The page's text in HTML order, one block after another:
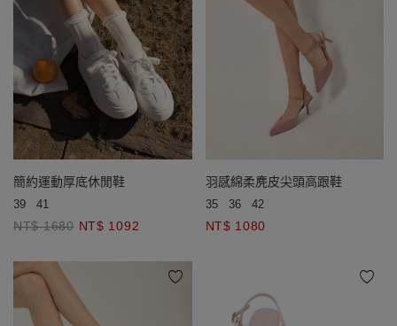
簡約運動厚底休閒鞋
39 41
NT$ 1680 NT$ 1092
羽感綿柔麂皮尖頭高跟鞋
35 36 42
NT$ 1080